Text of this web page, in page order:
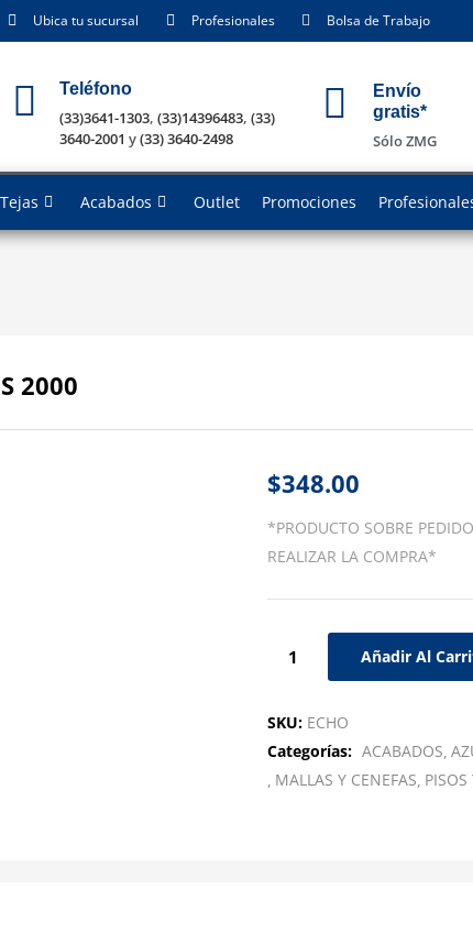
Ubica tu sucursal Profesionales Bolsa de Trabajo
Teléfono
(33)3641-1303, (33)14396483, (33)
3640-2001 y(33) 3640-2498
Envío
gratis*
Sólo ZMG
Tejas Acabados Outlet Promociones
2000
$348.00
*PRODUCTO SOBRE
REALIZAR LA COMPRA*
Añadir Al
SKU: ECHO
Categorías: ACABADOS
MALLAS Y CENEFAS PISOS